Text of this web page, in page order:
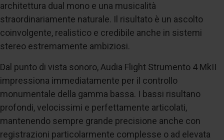
architettura dual mono e una musicalità
straordinariamente naturale. Il risultato è un ascolto
coinvolgente, realistico e credibile anche in sistemi
stereo estremamente ambiziosi.
Dal punto di vista sonoro, Audia Flight Strumento 4 MkII
impressiona immediatamente per il controllo
monumentale della gamma bassa. I bassi risultano
profondi, velocissimi e perfettamente articolati,
mantenendo sempre grande precisione anche con
registrazioni particolarmente complesse o ad elevata